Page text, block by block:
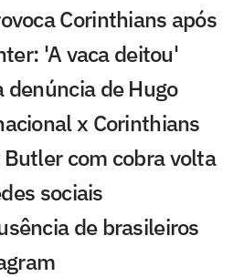
Corinthians após
'A vaca deitou'
denúncia de Hugo
x Corinthians
com cobra volta
sociais
de brasileiros